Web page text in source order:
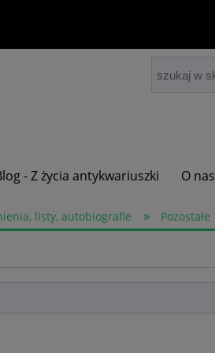
- Z życia antykwariuszki O nas
listy, autobiografie » Pozostałe